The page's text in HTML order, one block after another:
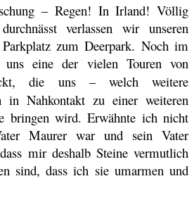
– Regen! In Irland! Völlig
verlassen wir unseren
zum Deerpark. Noch im
eine der vielen Touren von
die uns – welch weitere
in Nahkontakt zu einer weiteren
bringen wird. Erwähnte ich nicht
Maurer war und sein Vater
mir deshalb Steine vermutlich
sind, dass ich sie umarmen und